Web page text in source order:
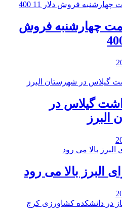
چهارشنبه فروش
گیلاس در
البرز بالا می رود